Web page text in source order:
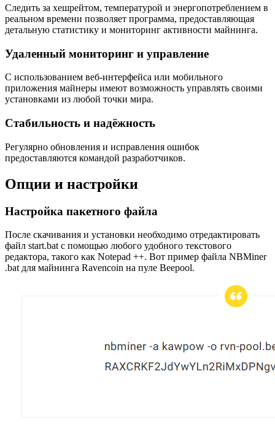
Следить за хешрейтом, температурой и энергопотреблением в
реальном времени позволяет программа, предоставляющая
детальную статистику и мониторинг активности майнинга.
Удаленный мониторинг и управление
С использованием веб-интерфейса или мобильного
приложения майнеры имеют возможность управлять своими
установками из любой точки мира.
Стабильность и надёжность
Регулярно обновления и исправления ошибок
предоставляются командой разработчиков.
Опции и настройки
Настройка пакетного файла
После скачивания и установки необходимо отредактировать
файл start.bat с помощью любого удобного текстового
редактора, такого как Notepad ++. Вот пример файла NBMiner
.bat для майнинга Ravencoin на пуле Beepool.